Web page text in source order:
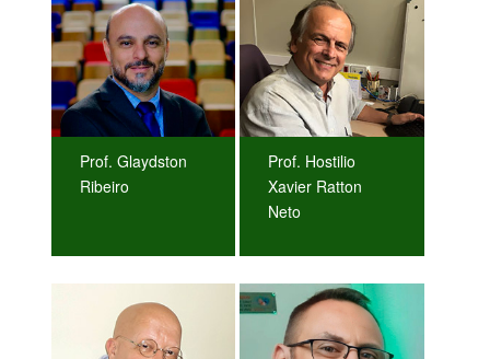
Prof. Glaydston
Ribeiro
Prof. Hostilio
Xavier Ratton
Neto